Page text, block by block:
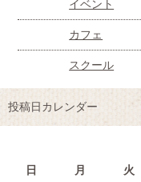
イベント
カフェ
スクール
投稿日カレンダー
日 月 火